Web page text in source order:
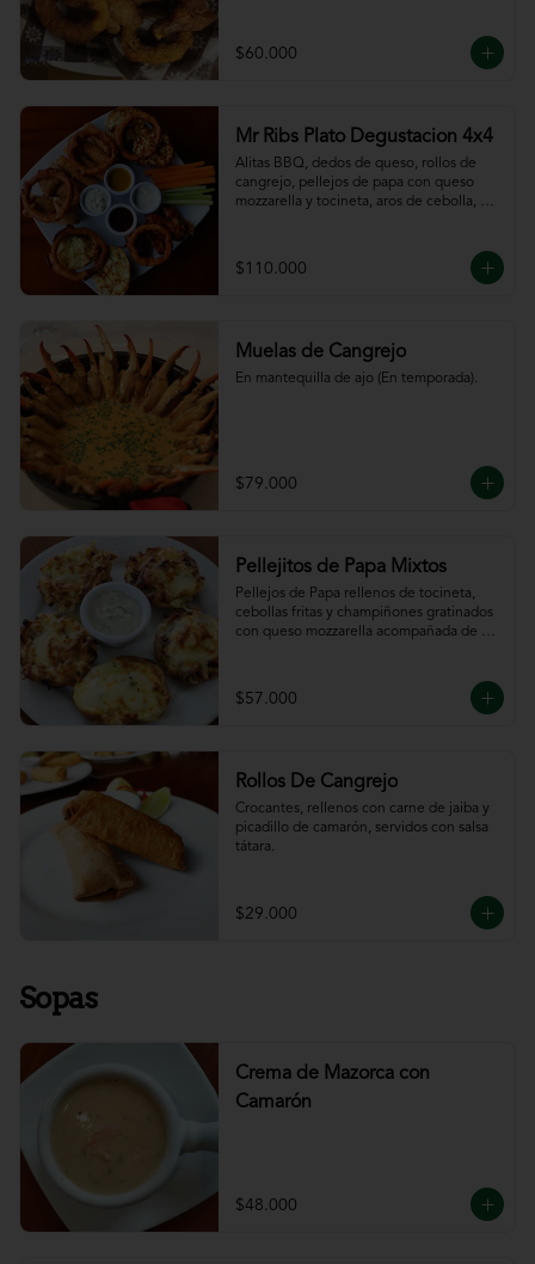
$60.000
Mr Ribs Plato Degustacion 4x4
Alitas BBQ, dedos de queso, rollos de
cangrejo, pellejos de papa con queso
mozzarella y tocineta, aros de cebolla,
$110.000
Muelas de Cangrejo
En mantequilla de ajo (En temporada).
$79.000
Pellejitos de Papa Mixtos
Pellejos de Papa rellenos de tocineta,
cebollas fritas y champiñones gratinados
con queso mozzarella acompañada de
$57.000
Rollos De Cangrejo
Crocantes, rellenos con carne de jaiba y
picadillo de camarón, servidos con salsa
tátara.
$29.000
Sopas
Crema de Mazorca con
Camarón
$48.000